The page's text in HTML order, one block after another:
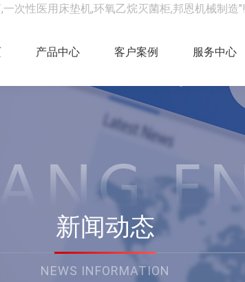
次性医用床垫机,环氧乙烷灭菌柜,邦恩机械制造"!
产品中心 客户案例 服务中心
新闻动态
NEWS INFORMATION